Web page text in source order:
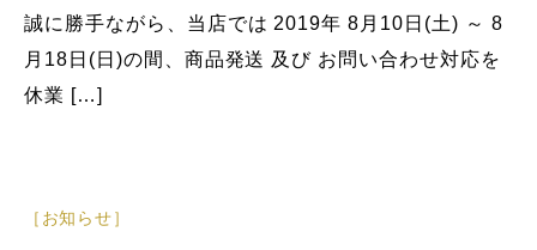
誠に勝手ながら、当店では 2019年 8月10日(土) ～ 8
月18日(日)の間、商品発送 及び お問い合わせ対応を
休業 […]
［お知らせ］